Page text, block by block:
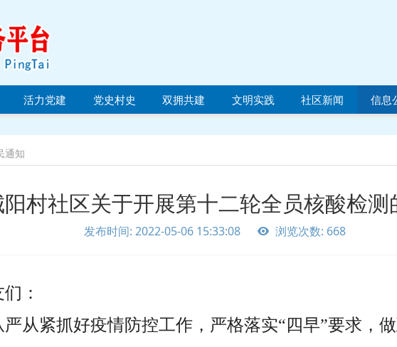
活力党建 党史村史 双拥共建 文明实践 社区新闻 信息
通知
村社区关于开展第十二轮全员核酸检测
发布时间: 2022-05-06 15:33:08 浏览次数: 668
：
严从紧抓好疫情防控工作，严格落实“四早”要求，